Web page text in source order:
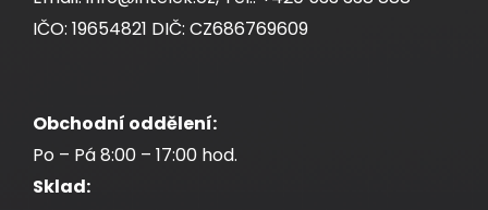
IČO: 19654821 DIČ: CZ686769609
Obchodní oddělení:
Po – Pá 8:00 – 17:00 hod.
Sklad: